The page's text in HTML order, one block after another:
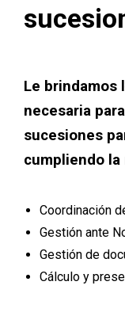
Le brindamos
necesaria
sucesiones
cumpliendo la
Coordinación
Gestión ante
Gestión de
Cálculo y